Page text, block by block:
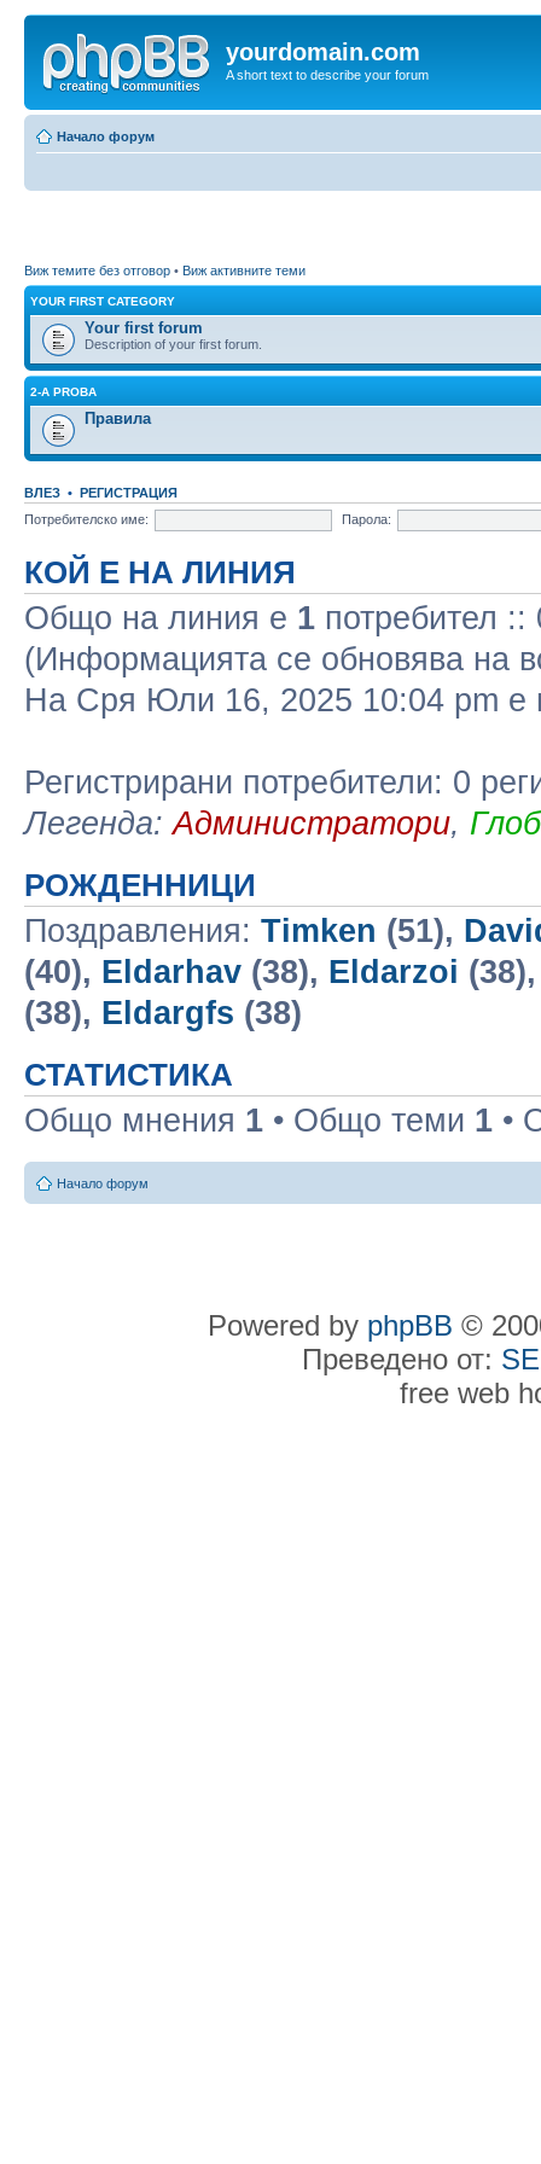
yourdomain.com
A short text to describe your forum
Начало форум
Виж темите без отговор • Виж активните теми
YOUR FIRST CATEGORY
Your first forum
Description of your first forum.
2-A PROBA
Правила
ВЛЕЗ • РЕГИСТРАЦИЯ
Потребителско име:
Парола:
КОЙ Е НА ЛИНИЯ
Общо на линия e 1 потребител ::
(Информацията се обновява на
На Сря Юли 16, 2025 10:04 pm
Регистрирани потребители: 0
Легенда:Администратори,
РОЖДЕННИЦИ
Поздравления: Timken (51),
(40), Eldarhav (38), Eldarzoi
(38), Eldargfs (38)
СТАТИСТИКА
Общо мнения 1 • Общо теми 1 •
Начало форум
Powered by phpBB ©
Преведено от:
free web